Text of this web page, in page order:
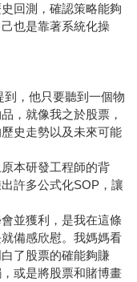
回測，確認策略能夠
也是靠著系統化操
到，他只要聽到一個物
，就像我之於股票，
史走勢以及未來可能
本研發工程師的背
許多公式化SOP，讓
並獲利，是我在這條
備感欣慰。我媽媽看
了股票的確能夠賺
或是將股票和賭博畫